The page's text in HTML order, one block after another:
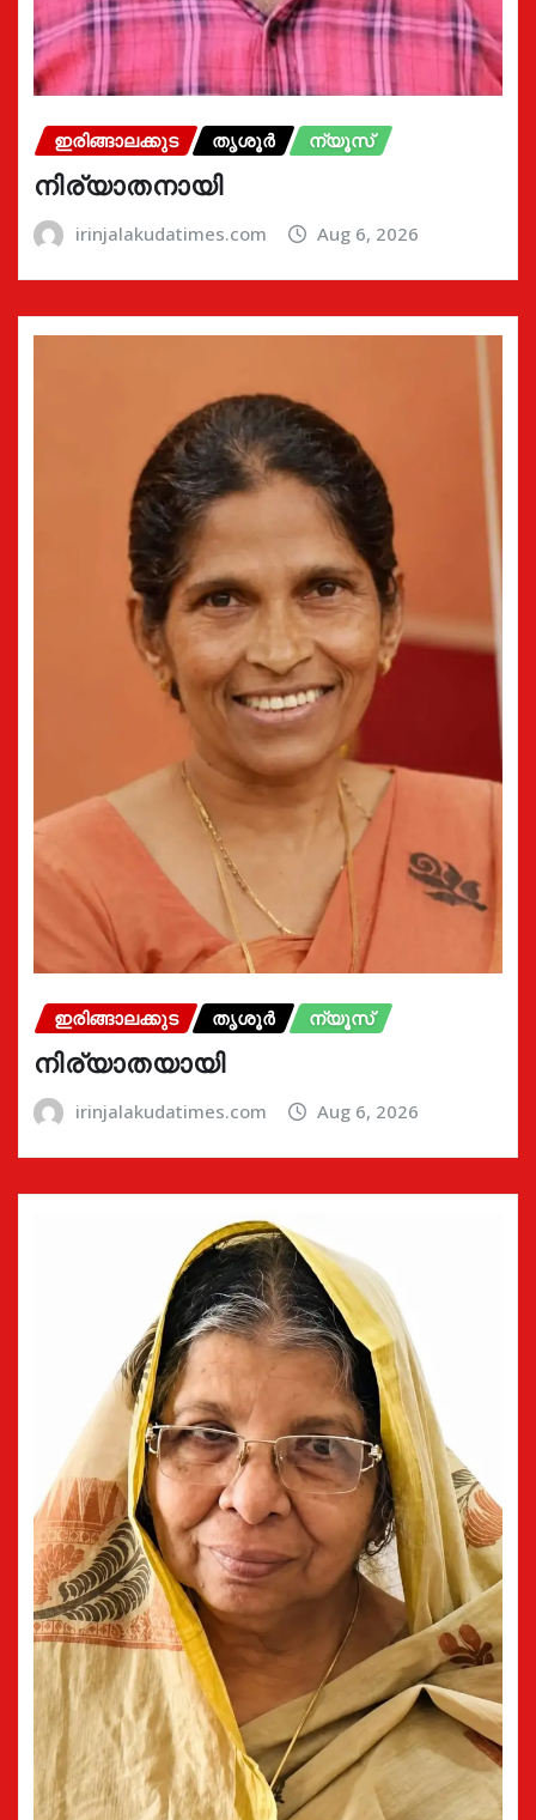
ഇരിങ്ങാലക്കുട തൃശൂർ ന്യൂസ്
നിര്യാതനായി
irinjalakudatimes.com Aug 6, 2026
ഇരിങ്ങാലക്കുട തൃശൂർ ന്യൂസ്
നിര്യാതയായി
irinjalakudatimes.com Aug 6, 2026